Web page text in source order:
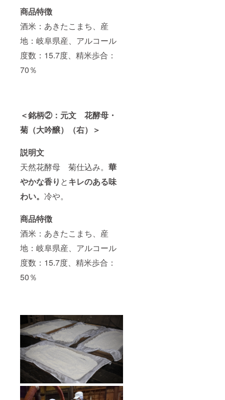
商品特徴
酒米：あきたこまち、産
地：岐阜県産、アルコール
度数：15.7度、精米歩合：
70％
＜銘柄②：元文 花酵母・
菊（大吟醸）（右）＞
説明文
天然花酵母 菊仕込み。 華
やかな香り とキレのある味
わい。 冷や。
商品特徴
酒米：あきたこまち、産
地：岐阜県産、アルコール
度数：15.7度、精米歩合：
50％